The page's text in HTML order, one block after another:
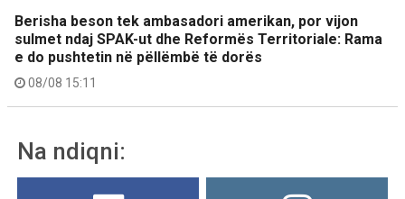
Berisha beson tek ambasadori amerikan, por vijon
sulmet ndaj SPAK-ut dhe Reformës Territoriale: Rama
e do pushtetin në pëllëmbë të dorës
08/08 15:11
Na ndiqni: